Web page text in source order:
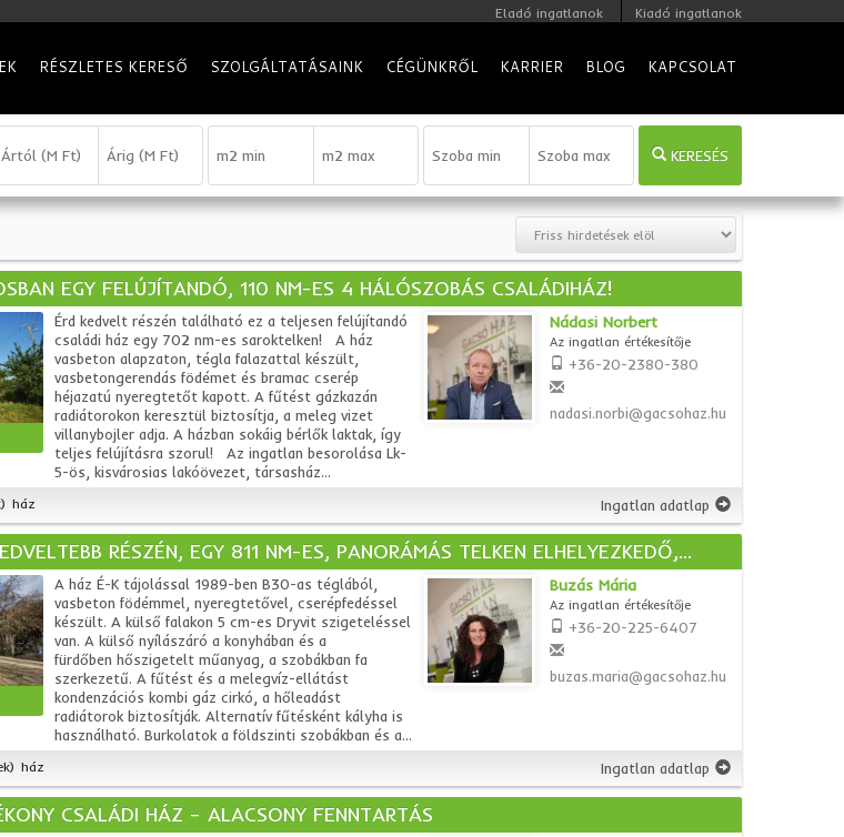
Eladó ingatlanok Kiadó ingatlanok
RÉSZLETES KERESŐ SZOLGÁLTATÁSAINK CÉGÜNKRŐL KARRIER BLOG KAPCSOLAT
KERESÉS
EGY FELÚJÍTANDÓ, 110 NM-ES 4 HÁLÓSZOBÁS CSALÁDIHÁZ!
Érd kedvelt részén található ez a teljesen felújítandó
családi ház egy 702 nm-es saroktelken! A ház
vasbeton alapzaton, tégla falazattal készült,
vasbetongerendás födémet és bramac cserép
héjazatú nyeregtetőt kapott. A fűtést gázkazán
radiátorokon keresztül biztosítja, a meleg vizet
villanybojler adja. A házban sokáig bérlők laktak, így
teljes felújításra szorul! Az ingatlan besorolása Lk-
5-ös, kisvárosias lakóövezet, társasház...
Nádasi Norbert
Az ingatlan értékesítője
+36-20-2380-380
nadasi.norbi@gacsohaz.hu
ház Ingatlan adatlap
RÉSZÉN, EGY 811 NM-ES, PANORÁMÁS TELKEN ELHELYEZKEDŐ,...
A ház É-K tájolással 1989-ben B30-as téglából,
vasbeton födémmel, nyeregtetővel, cserépfedéssel
készült. A külső falakon 5 cm-es Dryvit szigeteléssel
van. A külső nyílászáró a konyhában és a
fürdőben hőszigetelt műanyag, a szobákban fa
szerkezetű. A fűtést és a melegvíz-ellátást
kondenzációs kombi gáz cirkó, a hőleadást
radiátorok biztosítják. Alternatív fűtésként kályha is
használható. Burkolatok a földszinti szobákban és a...
Buzás Mária
Az ingatlan értékesítője
+36-20-225-6407
buzas.maria@gacsohaz.hu
ház Ingatlan adatlap
CSALÁDI HÁZ – ALACSONY FENNTARTÁS